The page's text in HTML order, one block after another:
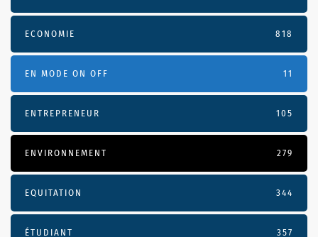
ECONOMIE 818
EN MODE ON OFF 11
ENTREPRENEUR 105
ENVIRONNEMENT 279
EQUITATION 344
ÉTUDIANT 357